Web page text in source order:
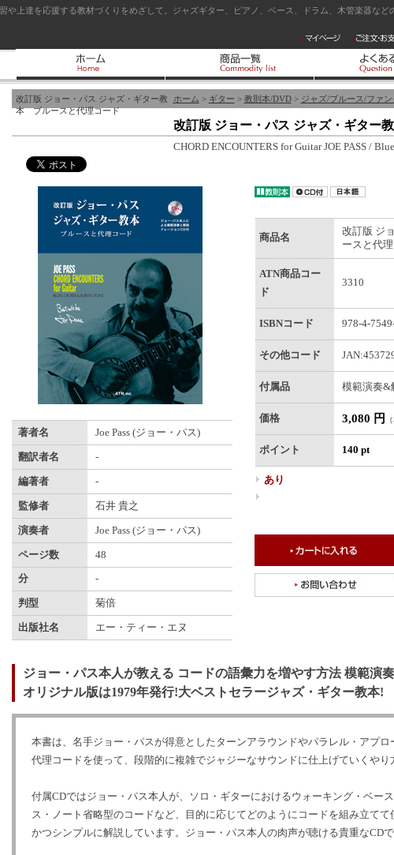
や上達を応援する教材づくりをめざして。ジャズギター、ピアノ、ベース、ドラム、木管楽器など
ホーム > ギター > 教則本/DVD> ジャズ/ブルース/ファン
改訂版 ジョー・パス ジャズ・ギター教
本 ブルースと代理コード
改訂版 ジョー・パス ジャズ・ギター
CHORD ENCOUNTERS for Guitar JOE PASS /
著者名 Joe Pass (ジョー・パス)
翻訳者名 -
編著者 -
監修者 石井 貴之
演奏者 Joe Pass (ジョー・パス)
ページ数 48
分 -
判型 菊倍
出版社名 エー・ティー・エヌ
商品名
改訂版 ジ
ースと代
ATN商品コー
ド
3310
ISBNコード 978-4-
その他コード
付属品 模範演奏&
価格 3,080 円
ポイント 140 pt
あり
ジョー・パス本人が教える コードの語彙力を増やす方法 模範演
オリジナル版は1979年発行!大ベストセラージャズ・ギター教本!
本書は、名手ジョー・パスが得意としたターンアラウンドやパラレル・アプ
代理コードを使って、段階的に複雑でジャジーなサウンドに仕上げていくやり
付属CDではジョー・パス本人が、ソロ・ギターにおけるウォーキング・ベー
ス・ノート省略型のコードなど、目的に応じてどのようにコードを組み立てて
かつシンプルに解説しています。ジョー・パス本人の肉声が聴ける貴重なCDで